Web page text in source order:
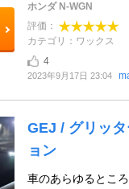
ホンダ N-WGN
評価：
カテゴリ：ワックス
4
2023年9月17日 23:04
GEJ / グリッ
ョン
車のあらゆるとこ